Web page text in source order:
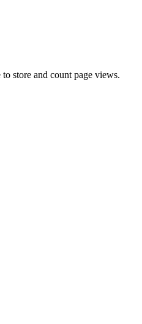
store and count page views.